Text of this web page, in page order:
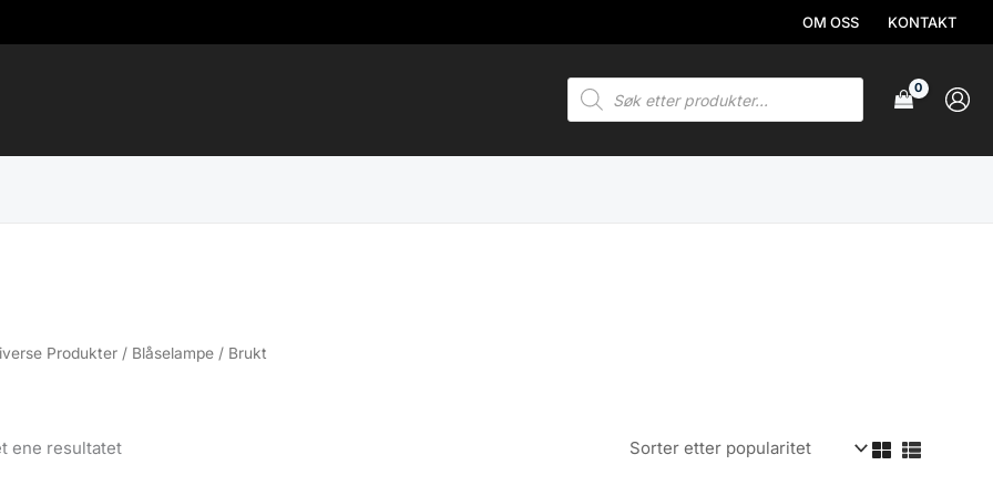
OM OSS KONTAKT
Products
search
Produkter / Blåselampe / Brukt
ene resultatet